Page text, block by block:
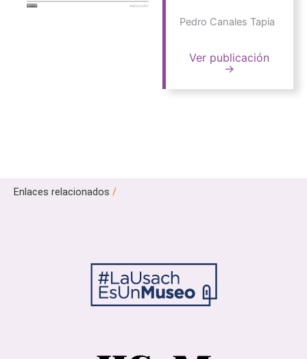
Pedro Canales Tapia
Ver publicación
→
Enlaces relacionados /